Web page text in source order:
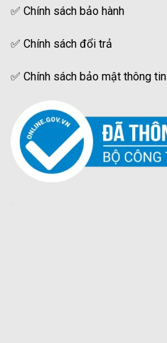
✅ Chính sách bảo hành
✅ Chính sách đổi trả
✅ Chính sách bảo mật thông tin